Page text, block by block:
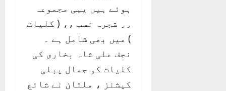
ہوئے ہیں یہی مجموعہ
٫٫ شجرہ نسب ،، ( کلیات
) میں بھی شامل ہے ۔
نجف علی شاہ بخاری کی
کلیات کو جمال پبلی
کیشنز ، ملتان نے شائع